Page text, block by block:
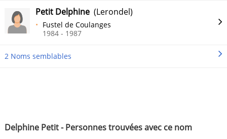
Delphine Petit - Personnes trouvées avec ce nom
Petit Delphine (Lerondel)
Fustel de Coulanges
1984 - 1987
2 Noms semblables